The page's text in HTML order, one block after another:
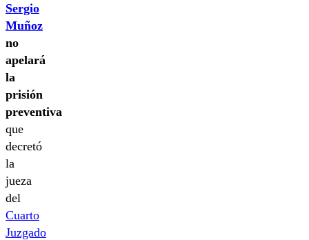
Sergio
Muñoz
no
apelará
la
prisión
preventiva
que
decretó
la
jueza
del
Cuarto
Juzgado